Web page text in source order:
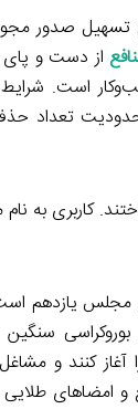
تسهیل صدور
از دست و
است.
تعداد
کاربری به
یازدهم
کنند و
طلایی و